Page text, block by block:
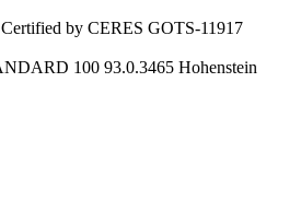
by CERES GOTS-11917
100 93.0.3465 Hohenstein